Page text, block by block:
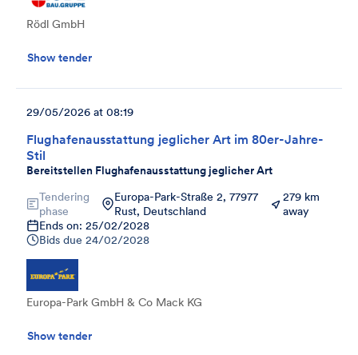
Rödl GmbH
Show tender
Flughafenausstattung jeglicher Art im 80er-Jahre-
Stil
Bereitstellen Flughafenausstattung jeglicher Art
29/05/2026 at 08:19
Tendering
phase
Europa-Park-Straße 2, 77977
Rust, Deutschland
279 km
away
Ends on: 25/02/2028
Bids due 24/02/2028
Europa-Park GmbH & Co Mack KG
Show tender